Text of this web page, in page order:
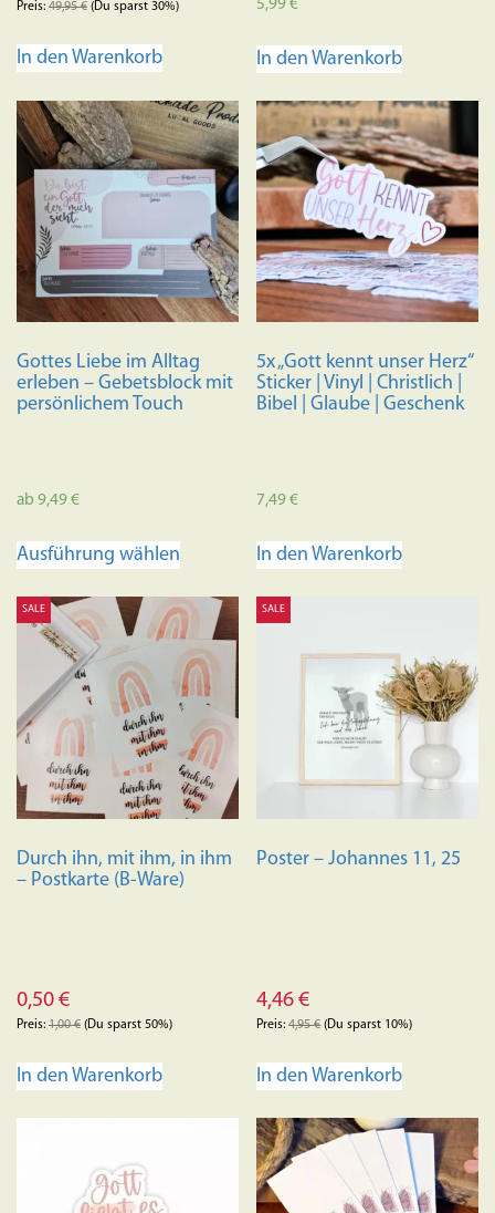
Preis: 49,95€ (Du sparst 30%)
In den Warenkorb
5,99€
In den Warenkorb
Gottes Liebe im Alltag
erleben – Gebetsblock mit
persönlichem Touch
ab 9,49€
Ausführung wählen
mehrere
Varianten
auf.
Die
Optionen
können
auf
der
gewählt
werden
5x „Gott kennt unser Herz“
Sticker | Vinyl | Christlich |
Bibel | Glaube | Geschenk
7,49€
In den Warenkorb
SALE
Durch ihn, mit ihm, in ihm
– Postkarte (B-Ware)
0,50 €
Preis: 1,00€ (Du sparst 50%)
In den Warenkorb
SALE
Poster – Johannes 11, 25
4,46€
Preis:4,95€(Du sparst 10%)
In den Warenkorb